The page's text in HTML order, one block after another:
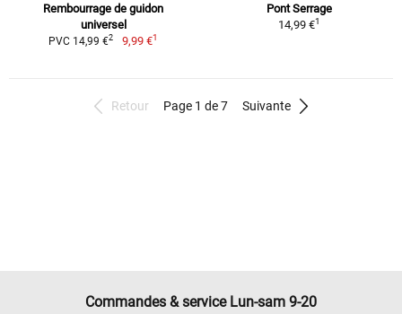
Rembourrage de guidon
universel
PVC 14,99 €2 9,99 €1
Pont Serrage
14,99 €1
Retour Page 1 de 7 Suivante
Commandes & service Lun-sam 9-20